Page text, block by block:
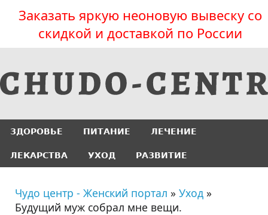
Заказать яркую неоновую вывеску со
скидкой и доставкой по России
ЗДОРОВЬЕ ПИТАНИЕ ЛЕЧЕНИЕ
ЛЕКАРСТВА УХОД РАЗВИТИЕ
Чудо центр - Женский портал » Уход »
Будущий муж собрал мне вещи.